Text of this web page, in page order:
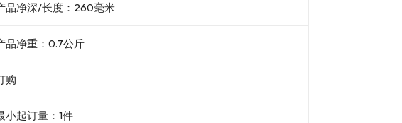
品净深/长度：260毫米
品净重：0.7公斤
购
小起订量：1件